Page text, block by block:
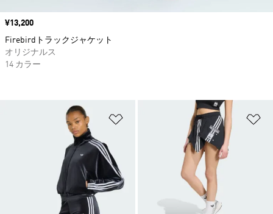
ほしいものリストに追加
価格
¥13,200
Firebirdトラックジャケット
オリジナルス
14 カラー